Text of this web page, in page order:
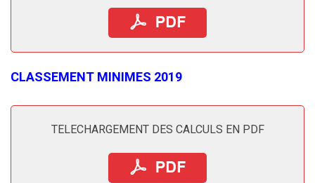
CLASSEMENT MINIMES 2019
TELECHARGEMENT DES CALCULS EN PDF